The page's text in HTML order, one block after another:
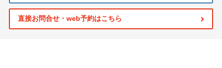
直接お問合せ・web予約はこちら